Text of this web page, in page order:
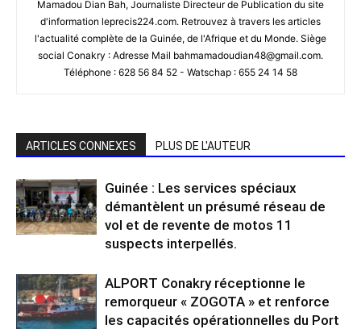
Mamadou Dian Bah, Journaliste Directeur de Publication du site
d'information leprecis224.com. Retrouvez à travers les articles
l'actualité complète de la Guinée, de l'Afrique et du Monde. Siège
social Conakry : Adresse Mail bahmamadoudian48@gmail.com.
Téléphone : 628 56 84 52 - Watschap : 655 24 14 58
ARTICLES CONNEXES PLUS DE L'AUTEUR
Guinée : Les services spéciaux
démantèlent un présumé réseau de
vol et de revente de motos 11
suspects interpellés.
ALPORT Conakry réceptionne le
remorqueur « ZOGOTA » et renforce
les capacités opérationnelles du Port